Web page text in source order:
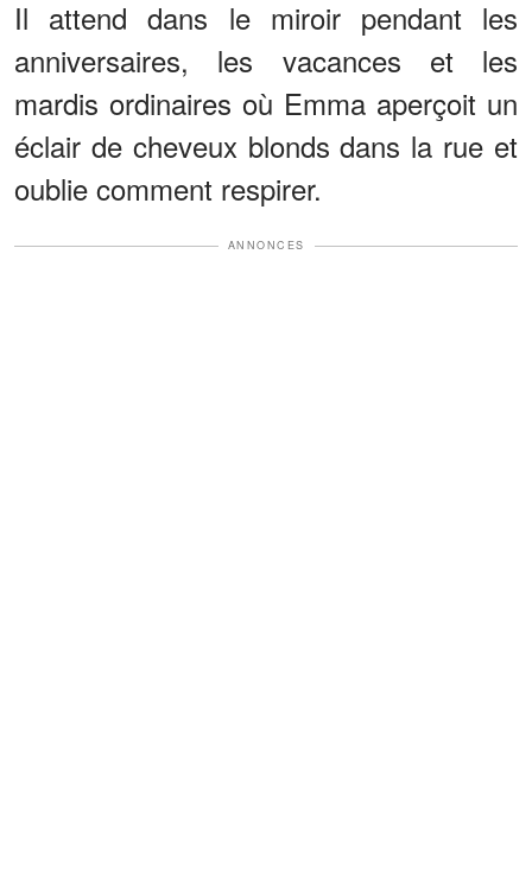
Il attend dans le miroir pendant les
anniversaires, les vacances et les
mardis ordinaires où Emma aperçoit un
éclair de cheveux blonds dans la rue et
oublie comment respirer.
ANNONCES